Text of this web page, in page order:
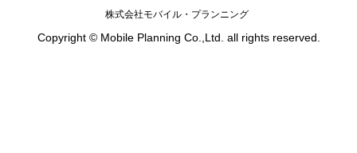
株式会社モバイル・プランニング
Copyright © Mobile Planning Co.,Ltd. all rights reserved.